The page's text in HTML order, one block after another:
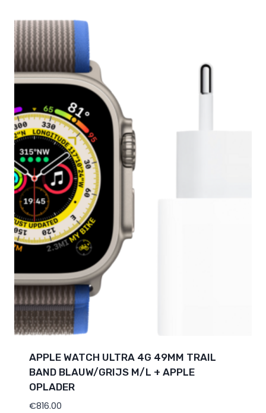
APPLE WATCH ULTRA 4G 49MM TRAIL
BAND BLAUW/GRIJS M/L + APPLE
OPLADER
€816.00